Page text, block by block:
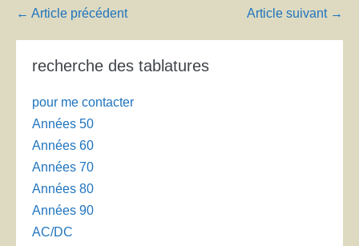
Navigation
← Article précédent Article suivant →
recherche des tablatures
pour me contacter
Années 50
Années 60
Années 70
Années 80
Années 90
AC/DC